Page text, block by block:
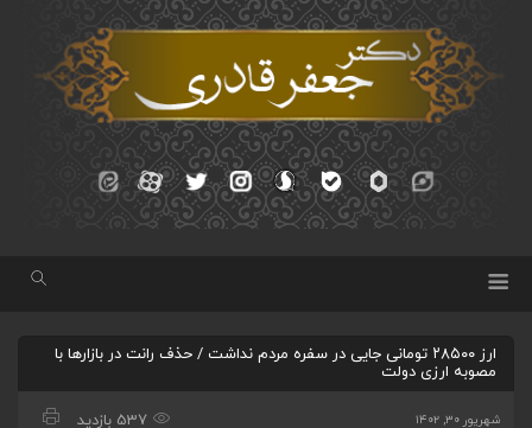
ارز ۲۸۵۰۰ تومانی جایی در سفره مردم نداشت / حذف رانت در بازارها با
مصوبه ارزی دولت
شهریور ۳۰, ۱۴۰۲ 537 بازدید